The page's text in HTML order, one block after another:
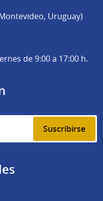
Uruguay)
de 9:00 a 17:00 h.
Suscribirse